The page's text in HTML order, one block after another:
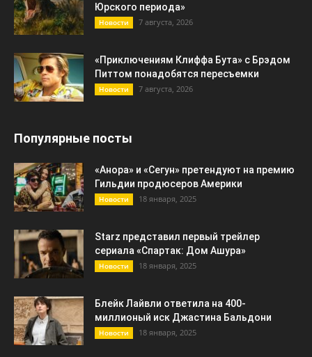
Юрского периода»
Новости 7 августа, 2026
«Приключениям Клиффа Бута» с Брэдом
Питтом понадобятся пересъемки
Новости 7 августа, 2026
Популярные посты
«Анора» и «Сегун» претендуют на премию
Гильдии продюсеров Америки
Новости 18 января, 2025
Starz представил первый трейлер
сериала «Спартак: Дом Ашура»
Новости 18 января, 2025
Блейк Лайвли ответила на 400-
миллионый иск Джастина Бальдони
Новости 18 января, 2025